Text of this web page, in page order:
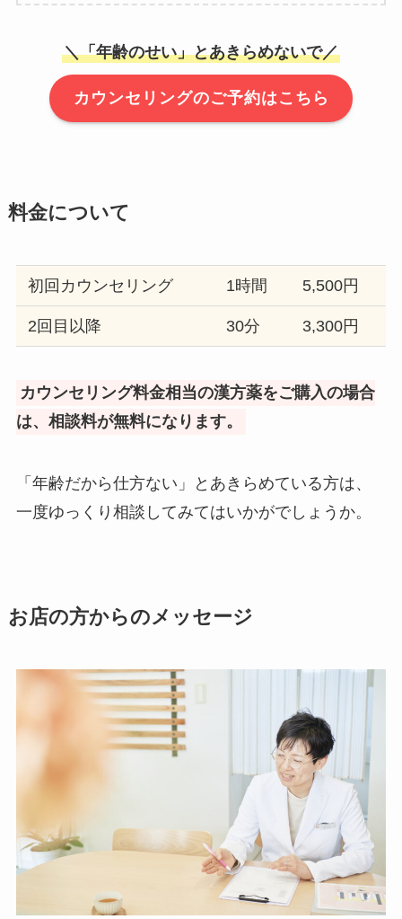
＼「年齢のせい」とあきらめないで／
カウンセリングのご予約はこちら
料金について
初回カウンセリング 1時間 5,500円
2回目以降 30分 3,300円
カウンセリング料金相当の漢方薬をご購入の場合
は、相談料が無料になります。
「年齢だから仕方ない」とあきらめている方は、
一度ゆっくり相談してみてはいかがでしょうか。
お店の方からのメッセージ